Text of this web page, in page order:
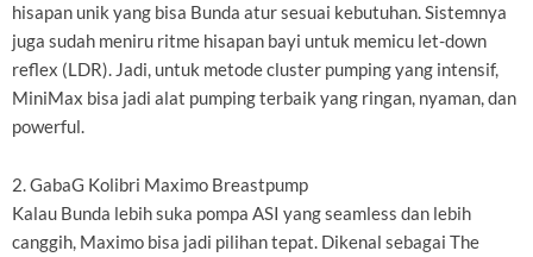
hisapan unik yang bisa Bunda atur sesuai kebutuhan. Sistemnya
juga sudah meniru ritme hisapan bayi untuk memicu let-down
reflex (LDR). Jadi, untuk metode cluster pumping yang intensif,
MiniMax bisa jadi alat pumping terbaik yang ringan, nyaman, dan
powerful.
2. GabaG Kolibri Maximo Breastpump
Kalau Bunda lebih suka pompa ASI yang seamless dan lebih
canggih, Maximo bisa jadi pilihan tepat. Dikenal sebagai The